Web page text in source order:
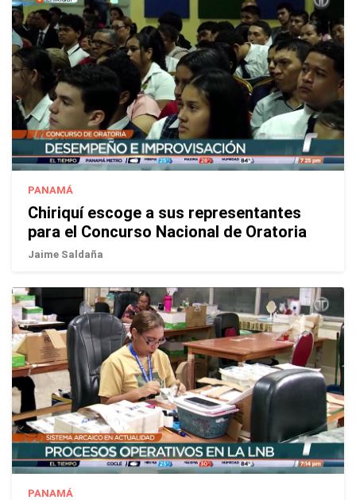
PANAMÁ
Chiriquí escoge a sus representantes
para el Concurso Nacional de Oratoria
Jaime Saldaña
PANAMÁ